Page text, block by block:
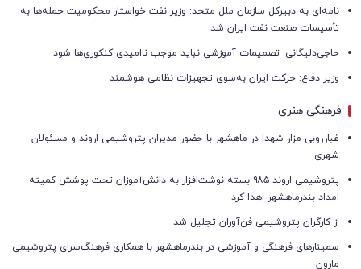
نامه‌ای به دبیرکل سازمان ملل متحد: وزیر نفت خواستار محکومیت حمله‌ها به
تأسیسات صنعت نفت ایران شد
حاجی‌دلیگانی: تصمیمات آموزشی نباید موجب ناامیدی کنکوری‌ها شود
وزیر دفاع: حرکت ایران به‌سوی تجهیزات نظامی هوشمند
فرهنگی هنری
غبارروبی مزار شهدا در ماهشهر با حضور مدیران پتروشیمی اروند و مسئولان
شهری
پتروشیمی اروند ۹۸۵ بسته نوشت‌افزار به دانش‌آموزان تحت پوشش کمیته
امداد بندرماهشهر اهدا کرد
از کارگران پتروشیمی فن‌آوران تجلیل شد
سمینارهای فرهنگی و آموزشی در بندرماهشهر با همکاری فرهنگ‌سرای پتروشیمی
مارون